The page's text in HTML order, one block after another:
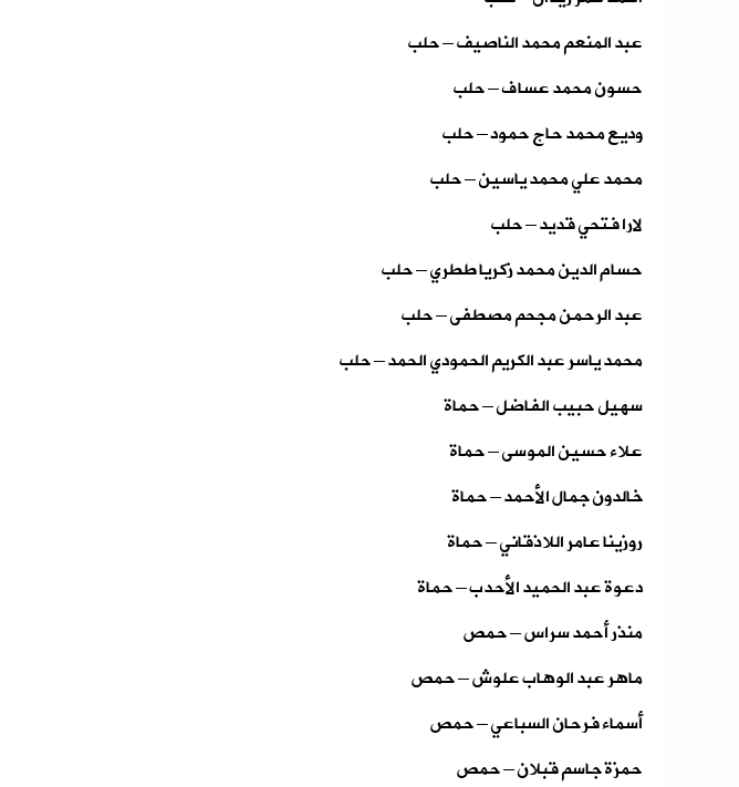
عبد المنعم محمد الناصيف – حلب
حسون محمد عساف – حلب
وديع محمد حاج حمود – حلب
محمد علي محمد ياسين – حلب
لارا فتحي قديد – حلب
حسام الدين محمد زكريا ططري – حلب
عبد الرحمن مجحم مصطفى – حلب
محمد ياسر عبد الكريم الحمودي الحمد – حلب
سهيل حبيب الفاضل – حماة
علاء حسين الموسى – حماة
خالدون جمال الأحمد – حماة
روزينا عامر اللاذقاني – حماة
دعوة عبد الحميد الأحدب – حماة
منذر أحمد سراس – حمص
ماهر عبد الوهاب علوش – حمص
أسماء فرحان السباعي – حمص
حمزة جاسم قبلان – حمص